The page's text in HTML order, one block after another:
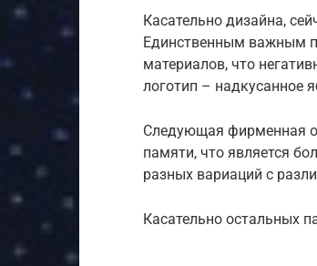
Касательно дизайна,
Единственным важным
материалов, что
логотип – надкусанное
Следующая фирменная
памяти, что является
разных вариаций с
Касательно остальных